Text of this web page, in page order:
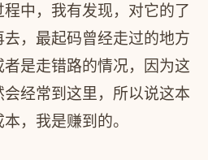
中，我有发现，对它的了
，最起码曾经走过的地方
是走错路的情况，因为这
经常到这里，所以说这本
，我是赚到的。